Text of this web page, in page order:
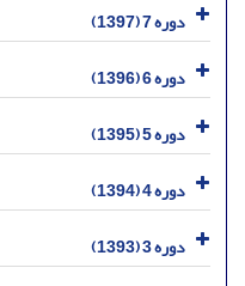
دوره 7 (1397)
دوره 6 (1396)
دوره 5 (1395)
دوره 4 (1394)
دوره 3 (1393)